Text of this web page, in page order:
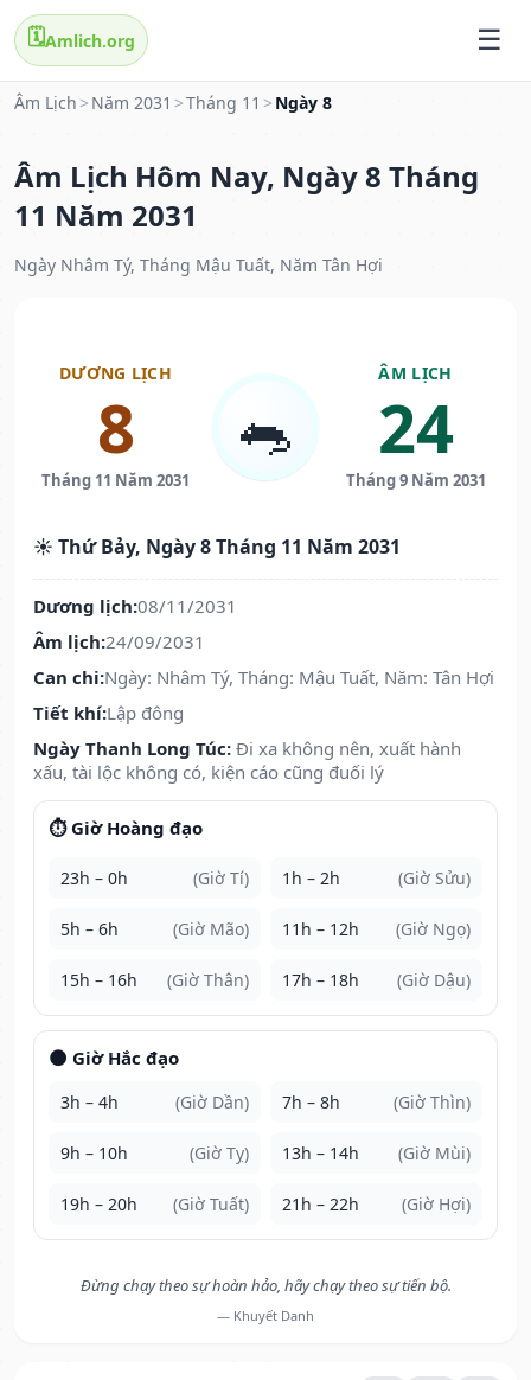
🗓️Amlich.org
Âm Lịch > Năm 2031 >Tháng 11 > Ngày 8
Âm Lịch Hôm Nay, Ngày 8 Tháng
11 Năm 2031
Ngày Nhâm Tý, Tháng Mậu Tuất, Năm Tân Hợi
DƯƠNG LỊCH
8
Tháng 11 Năm 2031
🐀
ÂM LỊCH
24
Tháng 9 Năm 2031
☀️ Thứ Bảy, Ngày 8 Tháng 11 Năm 2031
Dương lịch:08/11/2031
Âm lịch:24/09/2031
Can chi:Ngày: Nhâm Tý, Tháng: Mậu Tuất, Năm: Tân Hợi
Tiết khí:Lập đông
Ngày Thanh Long Túc: Đi xa không nên, xuất hành
xấu, tài lộc không có, kiện cáo cũng đuối lý
⏱️ Giờ Hoàng đạo
23h – 0h (Giờ Tí) 1h – 2h (Giờ Sửu)
5h – 6h (Giờ Mão) 11h – 12h (Giờ Ngọ)
15h – 16h (Giờ Thân) 17h – 18h (Giờ Dậu)
🌑 Giờ Hắc đạo
3h – 4h (Giờ Dần) 7h – 8h (Giờ Thìn)
9h – 10h (Giờ Tỵ) 13h – 14h (Giờ Mùi)
19h – 20h (Giờ Tuất) 21h – 22h (Giờ Hợi)
Đừng chạy theo sự hoàn hảo, hãy chạy theo sự tiến bộ.
— Khuyết Danh